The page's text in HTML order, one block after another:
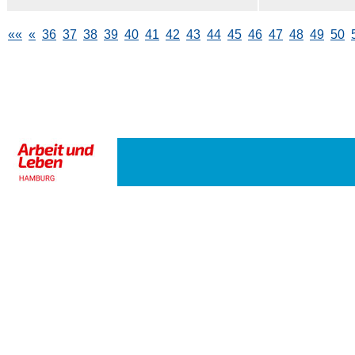
«« « 36 37 38 39 40 41 42 43 44 45 46 47 48 49 50